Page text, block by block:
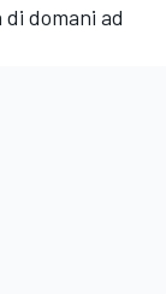
domani ad